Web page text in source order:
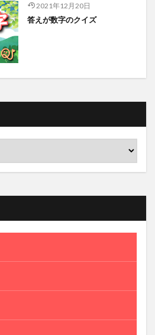
2021年12月20日
答えが数字のクイズ